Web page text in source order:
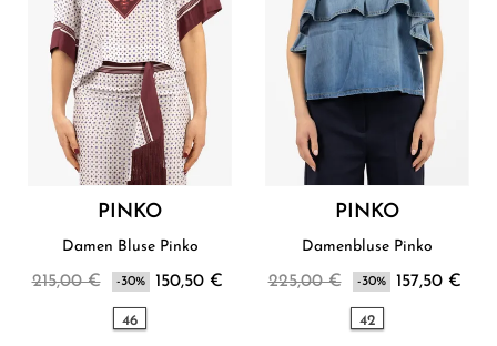
PINKO
Damen Bluse Pinko
215,00 € -30% 150,50 €
46
PINKO
Damenbluse Pinko
225,00 € -30% 157,50 €
42